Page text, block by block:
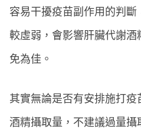
容易干擾疫苗副作用的判
較虛弱，會影響肝臟代謝
免為佳。
其實無論是否有安排施打
酒精攝取量，不建議過量